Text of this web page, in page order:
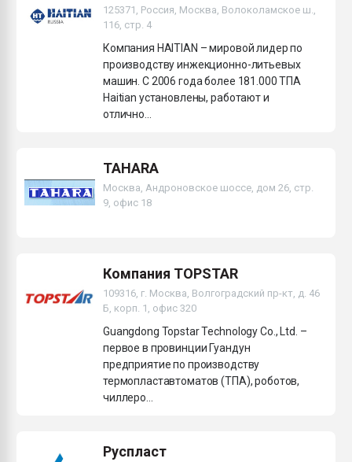
125371, Россия, Москва, Волоколамское ш.,
116, стр. 4
Компания HAITIAN – мировой лидер по
производству инжекционно-литьевых
машин. С 2006 года более 181.000 ТПА
Haitian установлены, работают и
отлично...
TAHARA
Москва, Андроновское шоссе, дом 26, стр.
9, офис 18
Компания TOPSTAR
109316, г. Москва, Волгоградский пр-кт, д. 46
Б, корп. 1, офис 320
Guangdong Topstar Technology Co., Ltd. –
первое в провинции Гуандун
предприятие по производству
термопластавтоматов (ТПА), роботов,
чиллеро...
Руспласт